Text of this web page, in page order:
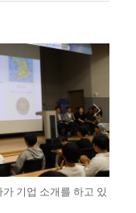
기업 소개를 하고 있